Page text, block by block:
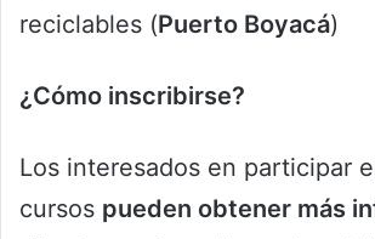
reciclables (Puerto Boyacá)
¿Cómo inscribirse?
Los interesados en participar
cursos pueden obtener más